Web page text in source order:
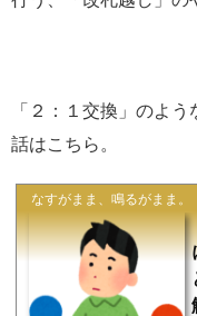
「２：１交換」のよ
話はこちら。
なすがまま、鳴るがまま。